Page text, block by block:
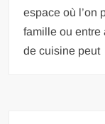
espace où l’on
famille ou entre
de cuisine peut